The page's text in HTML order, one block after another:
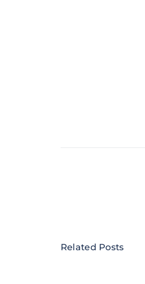
Related Posts